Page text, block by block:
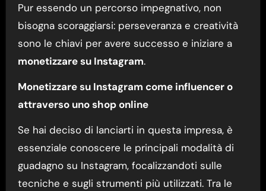
Pur essendo un percorso impegnativo, non
bisogna scoraggiarsi: perseveranza e creatività
sono le chiavi per avere successo e iniziare a
monetizzare su Instagram.
Monetizzare su Instagram come influencer o
attraverso uno shop online
Se hai deciso di lanciarti in questa impresa, è
essenziale conoscere le principali modalità di
guadagno su Instagram, focalizzandoti sulle
tecniche e sugli strumenti più utilizzati. Tra le